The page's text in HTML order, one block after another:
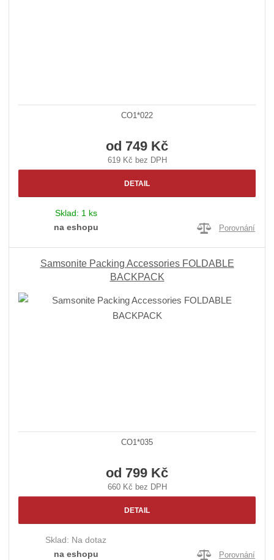
CO1*022
od 749 Kč
619 Kč bez DPH
DETAIL
Sklad: 1 ks
na eshopu
Porovnání
Samsonite Packing Accessories FOLDABLE
BACKPACK
CO1*035
od 799 Kč
660 Kč bez DPH
DETAIL
Sklad: Na dotaz
na eshopu
Porovnání